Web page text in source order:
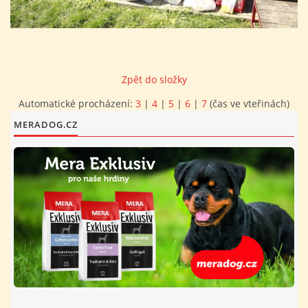
FOTOALBUM
O NÁS - HISTORIE A SOUČASNOST
AVZO TSČ ČR CHRUDIM P.S.
VÝBOR KK
Zpět do složky
Automatické procházení: 3 | 4 | 5 | 6 | 7 (čas ve vteřinách)
MERADOG.CZ